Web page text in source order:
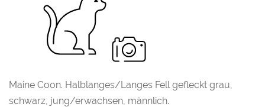
Maine Coon. Halblanges/Langes Fell gefleckt grau,
schwarz, jung/erwachsen, männlich.